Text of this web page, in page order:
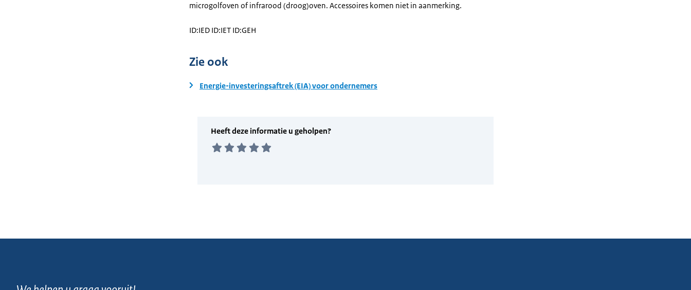
microgolfoven of infrarood (droog)oven. Accessoires komen niet in aanmerking.
ID:IED ID:IET ID:GEH
Zie ook
Energie-investeringsaftrek (EIA) voor ondernemers